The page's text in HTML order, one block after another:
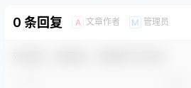
0 条回复 A 文章作者 M 管理员